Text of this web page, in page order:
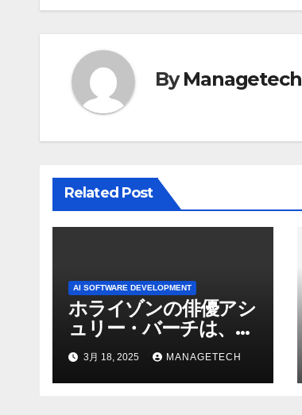
ビ
ゲ
ー
シ
ョ
ン
ByManagetech
Related Post
AI SOFTWARE DEVELOPMENT
ホライゾンの俳優アシ
ュリー・バーチは、ソ
ニーのAIアロイのビデ
オを見て「ゲームパフ
ォーマンスという芸術
3月 18, 2025 MANAGETECH